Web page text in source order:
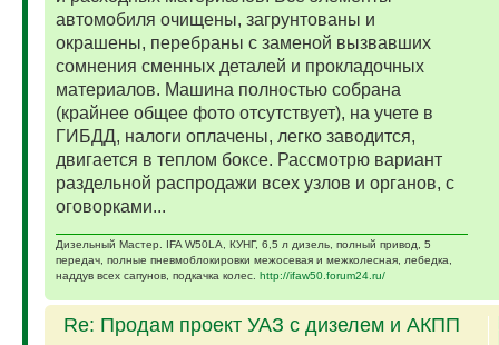
автомобиля очищены, загрунтованы и
окрашены, перебраны с заменой вызвавших
сомнения сменных деталей и прокладочных
материалов. Машина полностью собрана
(крайнее общее фото отсутствует), на учете в
ГИБДД, налоги оплачены, легко заводится,
двигается в теплом боксе. Рассмотрю вариант
раздельной распродажи всех узлов и органов, с
оговорками...
Дизельный Мастер. IFA W50LA, КУНГ, 6,5 л дизель, полный привод, 5
передач, полные пневмоблокировки межосевая и межколесная, лебедка,
наддув всех сапунов, подкачка колес. http://ifaw50.forum24.ru/
Re: Продам проект УАЗ с дизелем и АКПП